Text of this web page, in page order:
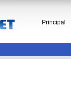
Principal